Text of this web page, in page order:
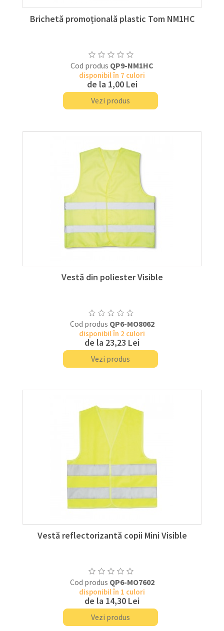
Brichetă promoțională plastic Tom NM1HC
Cod produs QP9-NM1HC
disponibil în 7 culori
de la 1,00 Lei
Vezi produs
Vestă din poliester Visible
Cod produs QP6-MO8062
disponibil în 2 culori
de la 23,23 Lei
Vezi produs
Vestă reflectorizantă copii Mini Visible
Cod produs QP6-MO7602
disponibil în 1 culori
de la 14,30 Lei
Vezi produs